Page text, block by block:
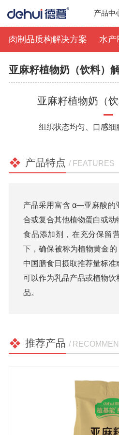
产品中
肉制品质构解决方案 水产
亚麻籽植物奶（饮料）
亚麻籽植物奶（
组织状态均匀、口感细
产品特点 / FEATURES
产品采用富含 α—亚麻酸的
合或复合其他植物蛋白或
食品添加剂，在充分保留
下，确保被称为植物黄金
中国膳食日摄取推荐量标
可以作为乳品产品或植物
品。
推荐产品 /